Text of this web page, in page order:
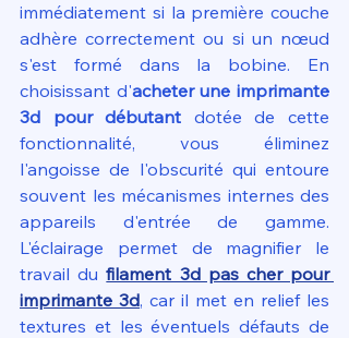
immédiatement si la première couche
adhère correctement ou si un nœud
s'est formé dans la bobine. En
choisissant d'acheter une imprimante
3d pour débutant dotée de cette
fonctionnalité, vous éliminez
l'angoisse de l'obscurité qui entoure
souvent les mécanismes internes des
appareils d'entrée de gamme.
L'éclairage permet de magnifier le
travail du filament 3d pas cher pour
imprimante 3d, car il met en relief les
textures et les éventuels défauts de